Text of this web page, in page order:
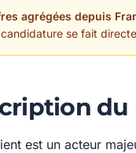
agrégées depuis
se fait
du
est un acteur